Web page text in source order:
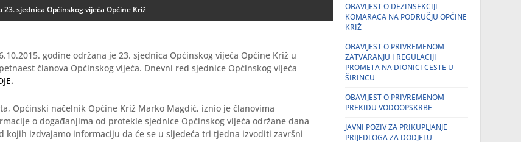
23. sjednica Općinskog vijeća Općine Križ
godine održana je 23. sjednica Općinskog vijeća Općine Križ u
članova Općinskog vijeća. Dnevni red sjednice Općinskog vijeća
.
Općinski načelnik Općine Križ Marko Magdić, iznio je članovima
o događanjima od protekle sjednice Općinskog vijeća održane dana
kojih izdvajamo informaciju da će se u sljedeća tri tjedna izvoditi završni
OBAVIJEST O DEZINSEKCIJI
KOMARACA NA PODRUČJU OPĆINE
KRIŽ
OBAVIJEST O PRIVREMENOM
ZATVARANJU I REGULACIJI
PROMETA NA DIONICI CESTE U
ŠIRINCU
OBAVIJEST O PRIVREMENOM
PREKIDU VODOOPSKRBE
JAVNI POZIV ZA PRIKUPLJANJE
PRIJEDLOGA ZA DODJELU